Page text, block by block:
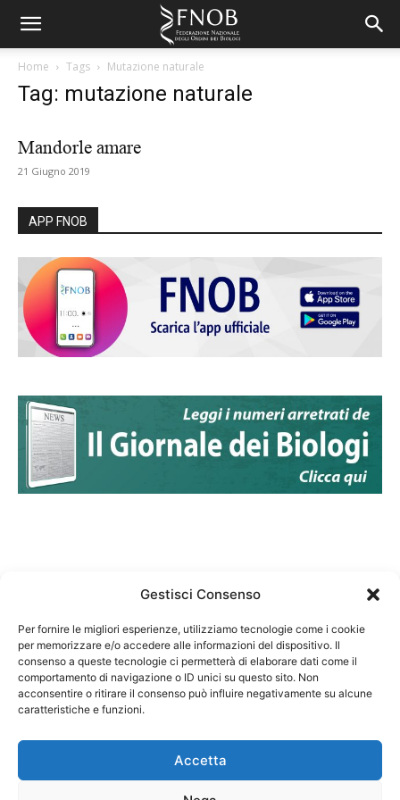
Gestisci Consenso
Per fornire le migliori esperienze, utilizziamo tecnologie come i cookie
per memorizzare e/o accedere alle informazioni del dispositivo. Il
consenso a queste tecnologie ci permetterà di elaborare dati come il
comportamento di navigazione o ID unici su questo sito. Non
acconsentire o ritirare il consenso può influire negativamente su alcune
caratteristiche e funzioni.
Accetta
Home Tags Mutazione naturale
Tag: mutazione naturale
Mandorle amare
21 Giugno 2019
APP FNOB
Federazione Nazionale Degli Ordini dei Biologi:
codice fiscale 80069130583
Responsabile sito internet www.fnob.it: Vincenzo